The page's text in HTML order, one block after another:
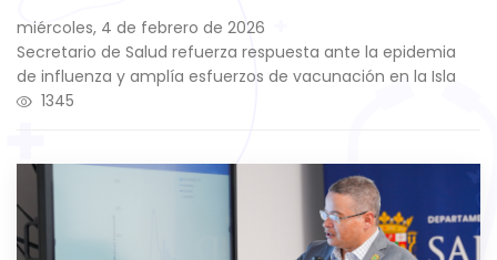
miércoles, 4 de febrero de 2026
Secretario de Salud refuerza respuesta ante la epidemia
de influenza y amplía esfuerzos de vacunación en la Isla
1345